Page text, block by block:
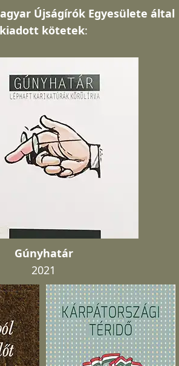
Újságírók Egyesülete által
kiadott kötetek:
Gúnyhatár
2021